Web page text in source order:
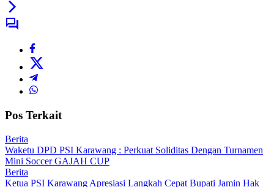
Pos Terkait
Berita
Waketu DPD PSI Karawang : Perkuat Soliditas Dengan Turnamen
Mini Soccer GAJAH CUP
Berita
Ketua PSI Karawang Apresiasi Langkah Cepat Bupati Jamin Hak